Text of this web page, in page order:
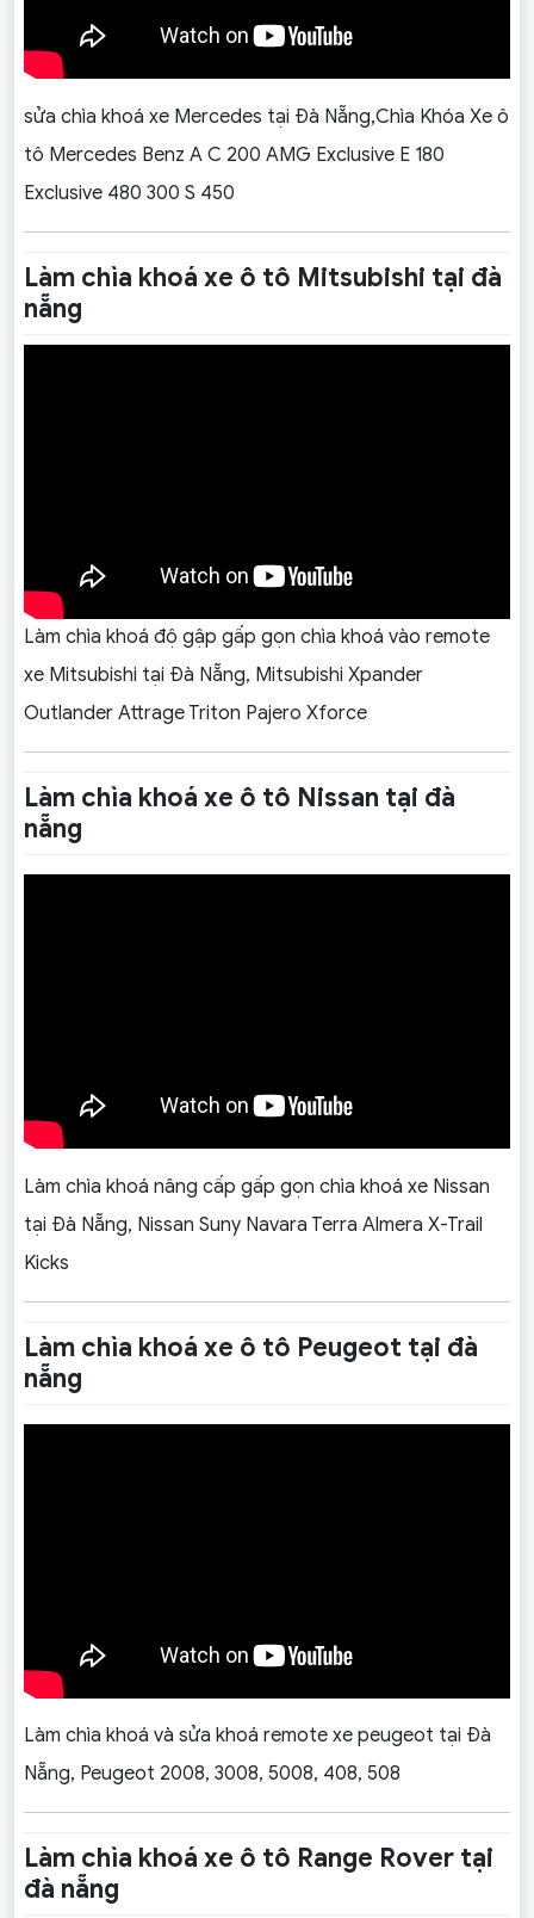
sửa chìa khoá xe Mercedes tại Đà Nẵng,Chìa Khóa Xe ô
tô Mercedes Benz A C 200 AMG Exclusive E 180
Exclusive 480 300 S 450
Làm chìa khoá xe ô tô Mitsubishi tại đà
nẵng
Làm chìa khoá độ gập gấp gọn chìa khoá vào remote
xe Mitsubishi tại Đà Nẵng, Mitsubishi Xpander
Outlander Attrage Triton Pajero Xforce
Làm chìa khoá xe ô tô Nissan tại đà
nẵng
Làm chìa khoá nâng cấp gấp gọn chìa khoá xe Nissan
tại Đà Nẵng, Nissan Suny Navara Terra Almera X-Trail
Kicks
Làm chìa khoá xe ô tô Peugeot tại đà
nẵng
Làm chìa khoá và sửa khoá remote xe peugeot tại Đà
Nẵng, Peugeot 2008, 3008, 5008, 408, 508
Làm chìa khoá xe ô tô Range Rover tại
đà nẵng